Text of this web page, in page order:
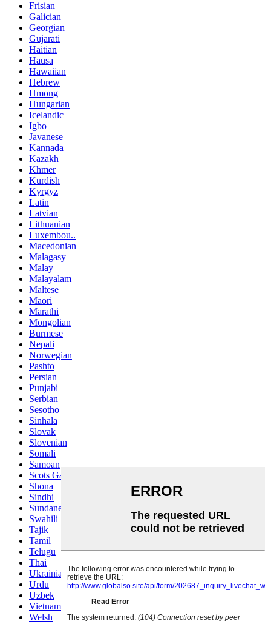
Frisian
Galician
Georgian
Gujarati
Haitian
Hausa
Hawaiian
Hebrew
Hmong
Hungarian
Icelandic
Igbo
Javanese
Kannada
Kazakh
Khmer
Kurdish
Kyrgyz
Latin
Latvian
Lithuanian
Luxembou..
Macedonian
Malagasy
Malay
Malayalam
Maltese
Maori
Marathi
Mongolian
Burmese
Nepali
Norwegian
Pashto
Persian
Punjabi
Serbian
Sesotho
Sinhala
Slovak
Slovenian
Somali
Samoan
Scots Gaelic
Shona
Sindhi
Sundanese
Swahili
Tajik
Tamil
Telugu
Thai
Ukrainian
Urdu
Uzbek
Vietnamese
Welsh